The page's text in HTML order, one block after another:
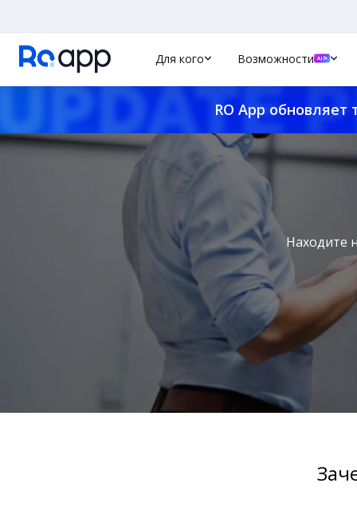
Для кого Возможности
RO App
Находите